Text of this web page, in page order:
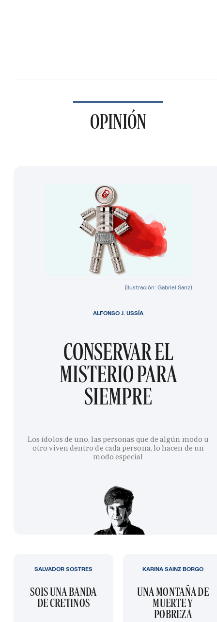
OPINIÓN
(Ilustración: Gabriel Sanz)
CONSERVAR EL
MISTERIO PARA
SIEMPRE
Los ídolos de uno, las personas que de algún modo u
otro viven dentro de cada persona, lo hacen de un
modo especial
ALFONSO J. USSÍA
SOIS UNA BANDA
DE CRETINOS
SALVADOR SOSTRES
UNA MONTAÑA DE
MUERTE Y
POBREZA
KARINA SAINZ BORGO